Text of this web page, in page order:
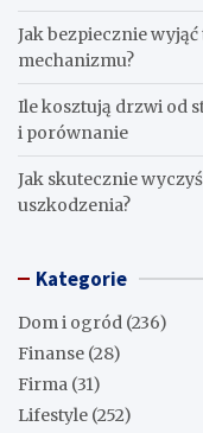
Jak bezpiecznie
mechanizmu?
Ile kosztują drzwi od
i porównanie
Jak skutecznie
uszkodzenia?
Kategorie
Dom i ogród (236)
Finanse (28)
Firma (31)
Lifestyle (252)